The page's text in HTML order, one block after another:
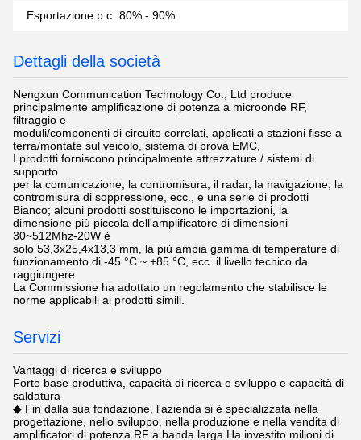
Esportazione p.c: 80% - 90%
Dettagli della società
Nengxun Communication Technology Co., Ltd produce
principalmente amplificazione di potenza a microonde RF,
filtraggio e
moduli/componenti di circuito correlati, applicati a stazioni fisse a
terra/montate sul veicolo, sistema di prova EMC,
I prodotti forniscono principalmente attrezzature / sistemi di
supporto
per la comunicazione, la contromisura, il radar, la navigazione, la
contromisura di soppressione, ecc., e una serie di prodotti
Bianco; alcuni prodotti sostituiscono le importazioni, la
dimensione più piccola dell'amplificatore di dimensioni
30~512Mhz-20W è
solo 53,3x25,4x13,3 mm, la più ampia gamma di temperature di
funzionamento di -45 °C ~ +85 °C, ecc. il livello tecnico da
raggiungere
La Commissione ha adottato un regolamento che stabilisce le
norme applicabili ai prodotti simili.
Servizi
Vantaggi di ricerca e sviluppo
Forte base produttiva, capacità di ricerca e sviluppo e capacità di
saldatura
◆ Fin dalla sua fondazione, l'azienda si è specializzata nella
progettazione, nello sviluppo, nella produzione e nella vendita di
amplificatori di potenza RF a banda larga.Ha investito milioni di